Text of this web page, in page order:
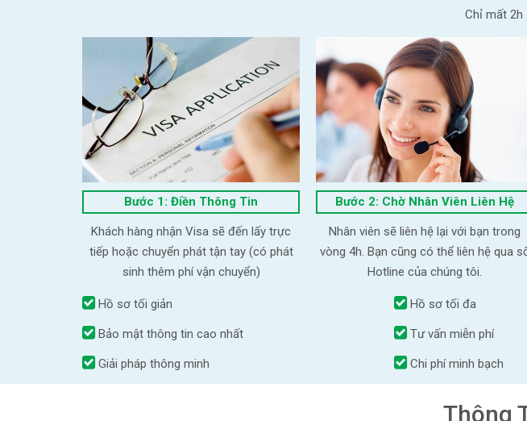
Chỉ mất 2h
Bước 1: Điền Thông Tin
Khách hàng nhận Visa sẽ đến lấy trực
tiếp hoặc chuyển phát tận tay (có phát
sinh thêm phí vận chuyển)
Bước 2: Chờ Nhân Viên Liên Hệ
Nhân viên sẽ liên hệ lại với bạn trong
vòng 4h. Bạn cũng có thể liên hệ qua
Hotline của chúng tôi.
Hồ sơ tối giản
Bảo mật thông tin cao nhất
Giải pháp thông minh
Hồ sơ tối đa
Tư vấn miễn phí
Chi phí minh bạch
Thông